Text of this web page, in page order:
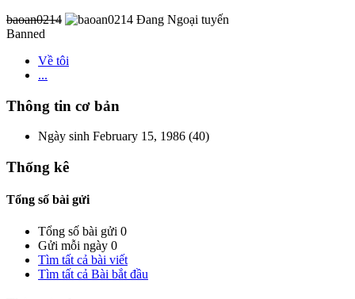
baoan0214
Banned
Về tôi
...
Thông tin cơ bản
Ngày sinh February 15, 1986 (40)
Thống kê
Tổng số bài gửi
Tổng số bài gửi 0
Gửi mỗi ngày 0
Tìm tất cả bài viết
Tìm tất cả Bài bắt đầu